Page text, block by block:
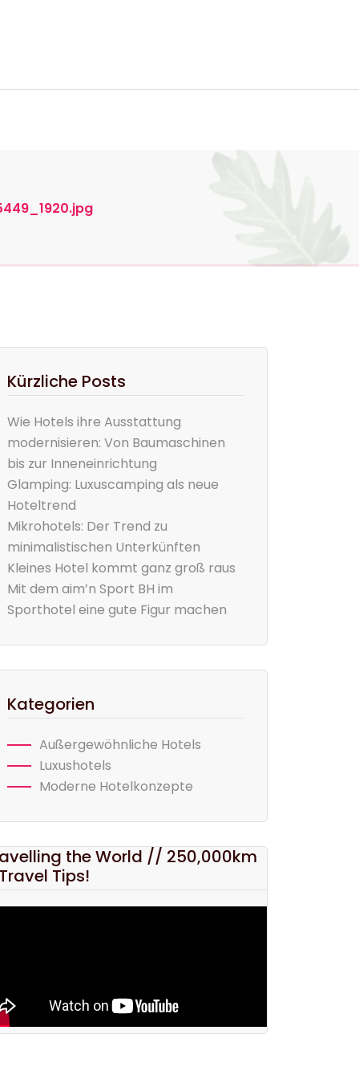
Kürzliche Posts
Wie Hotels ihre Ausstattung
modernisieren: Von Baumaschinen
bis zur Inneneinrichtung
Glamping: Luxuscamping als neue
Hoteltrend
Mikrohotels: Der Trend zu
minimalistischen Unterkünften
Kleines Hotel kommt ganz groß raus
Mit dem aim’n Sport BH im
Sporthotel eine gute Figur machen
Kategorien
Außergewöhnliche Hotels
Luxushotels
Moderne Hotelkonzepte
the World // 250,000km
Tips!